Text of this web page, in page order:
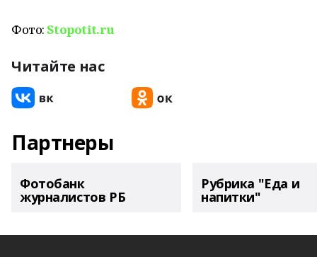
Фото:Stopotit.ru
Читайте нас
Партнеры
Фотобанк
журналистов РБ
Рубрика "Еда и
напитки"